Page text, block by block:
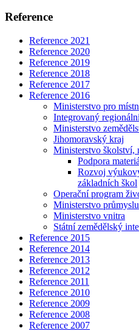
Reference
Reference 2021
Reference 2020
Reference 2019
Reference 2018
Reference 2017
Reference 2016
Ministerstvo pro
Integrovaný
Ministerstvo
Jihomoravský kraj
Ministerstvo školství,
Podpora
Rozvoj
základních škol
Operační program
Ministerstvo
Ministerstvo vnitra
Státní zemědělský
Reference 2015
Reference 2014
Reference 2013
Reference 2012
Reference 2011
Reference 2010
Reference 2009
Reference 2008
Reference 2007